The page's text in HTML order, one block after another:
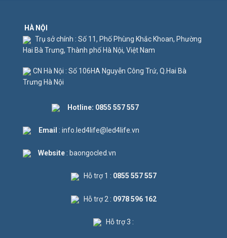
HÀ NỘI
Trụ sở chính : Số 11, Phố Phùng Khắc Khoan, Phường
Hai Bà Trưng, Thành phố Hà Nội, Việt Nam
CN Hà Nội : Số 106HA Nguyễn Công Trứ, Q.Hai Bà
Trưng Hà Nội
Hotline: 0855 557 557
Email : info.led4life@led4life.vn
Website: baongocled.vn
Hỗ trợ 1 : 0855 557 557
Hỗ trợ 2 : 0978 596 162
Hỗ trợ 3 :